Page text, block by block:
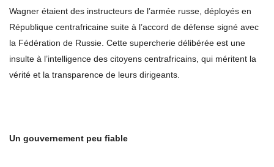
Wagner étaient des instructeurs de l’armée russe, déployés en
République centrafricaine suite à l’accord de défense signé avec
la Fédération de Russie. Cette supercherie délibérée est une
insulte à l’intelligence des citoyens centrafricains, qui méritent la
vérité et la transparence de leurs dirigeants.
Un gouvernement peu fiable